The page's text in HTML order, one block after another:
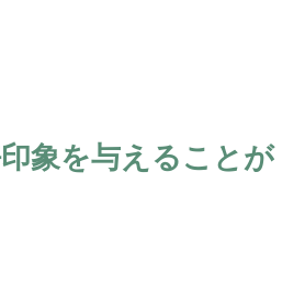
象を与えることが